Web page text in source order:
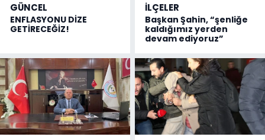
GÜNCEL
ENFLASYONU DİZE
GETİRECEĞİZ!
İLÇELER
Başkan Şahin, “şenliğe
kaldığımız yerden
devam ediyoruz”